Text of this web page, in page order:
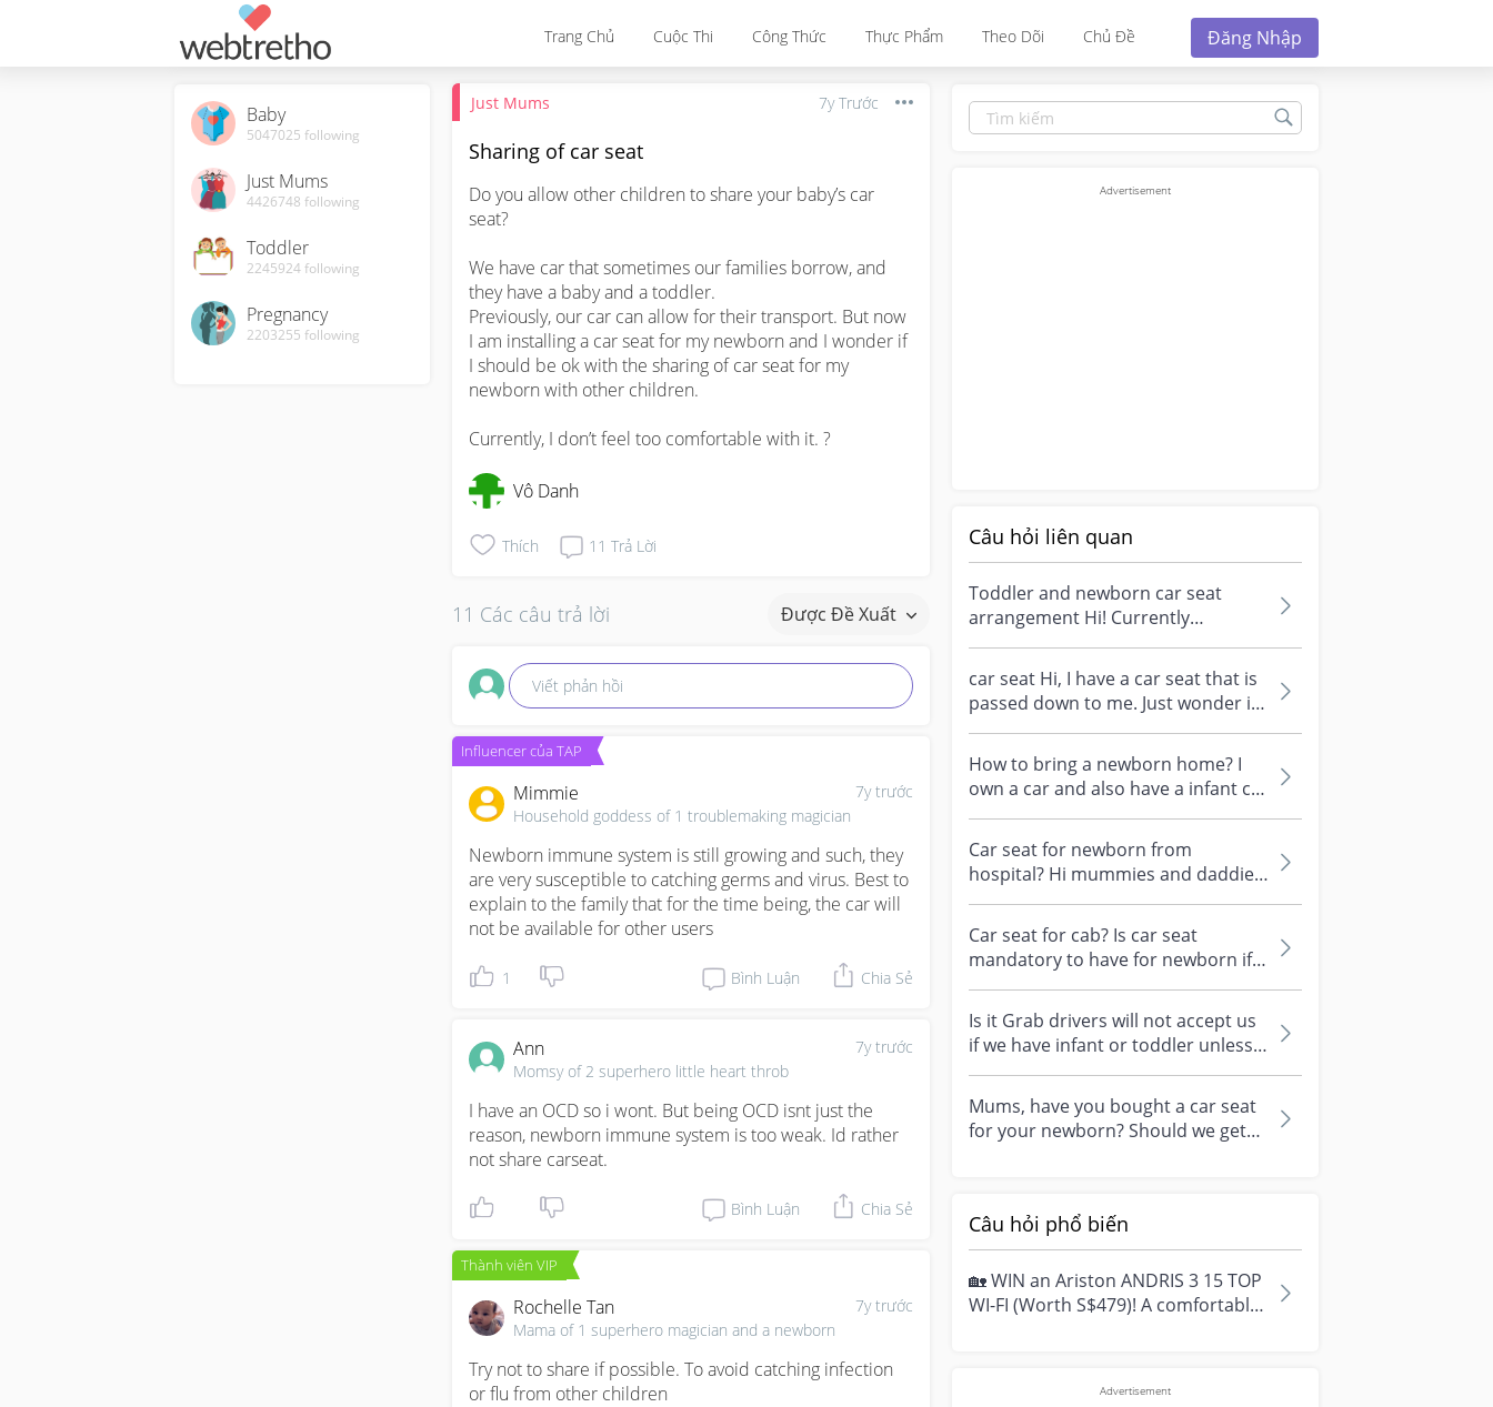
Trang Chủ Cuộc Thi Công Thức Thực Phẩm Theo Dõi Chủ Đề Đăng Nhập
Baby
5047025 following
Just Mums
4426748 following
Toddler
2245924following
Pregnancy
2203255 following
Just Mums 7y Trước
Sharing of car seat
Do you allow other children to share your baby’s car
seat?
We have car that sometimes our families borrow, and
they have a baby and a toddler.
Previously, our car can allow for their transport. But now
I am installing a car seat for my newborn and I wonder if
I should be ok with the sharing of car seat for my
newborn with other children.
Currently, I don’t feel too comfortable with it. ?
Vô Danh
Thích 11 Trả Lời
11 Các câu trả lời Được Đề Xuất
Viết phản hồi
Influencer của TAP
7y trước
Mimmie
Household goddess of 1 troublemaking magician
Newborn immune system is still growing and such, they
are very susceptible to catching germs and virus. Best to
explain to the family that for the time being, the car will
not be available for other users
1 Bình Luận Chia Sẻ
7y trước
Ann
Momsy of 2 superhero little heart throb
I have an OCD so i wont. But being OCD isnt just the
reason, newborn immune system is too weak. Id rather
not share carseat.
Bình Luận Chia Sẻ
Thành viên VIP
7y trước
Rochelle Tan
Mama of 1 superhero magician and a newborn
Try not to share if possible. To avoid catching infection
or flu from other children
Câu hỏi liên quan
Toddler and newborn car seat
arrangement Hi! Currently
pregnant and will have a newborn
and a 2 year...
car seat Hi, I have a car seat that is
passed down to me. Just wonder if
this car seat suitable for...
How to bring a newborn home? I
own a car and also have a infant car
seat. However, I am not sure how...
Car seat for newborn from
hospital? Hi mummies and daddies!
Is it required to have a car seat
when g...
Car seat for cab? Is car seat
mandatory to have for newborn if
we frequently travel in cab or
mrt?...
Is it Grab drivers will not accept us
if we have infant or toddler unless
we have our own car seat?...
Mums, have you bought a car seat
for your newborn? Should we get
Câu hỏi phổ biến
🏡 WIN an Ariston ANDRIS 3 15 TOP
WI-FI (Worth S$479)! A comfortable